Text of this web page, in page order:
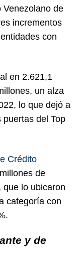
Venezolano de
incrementos
con
en 2.621,1
un alza
lo que dejó a
del Top
Crédito
de
que lo ubicaron
categoría con
y de